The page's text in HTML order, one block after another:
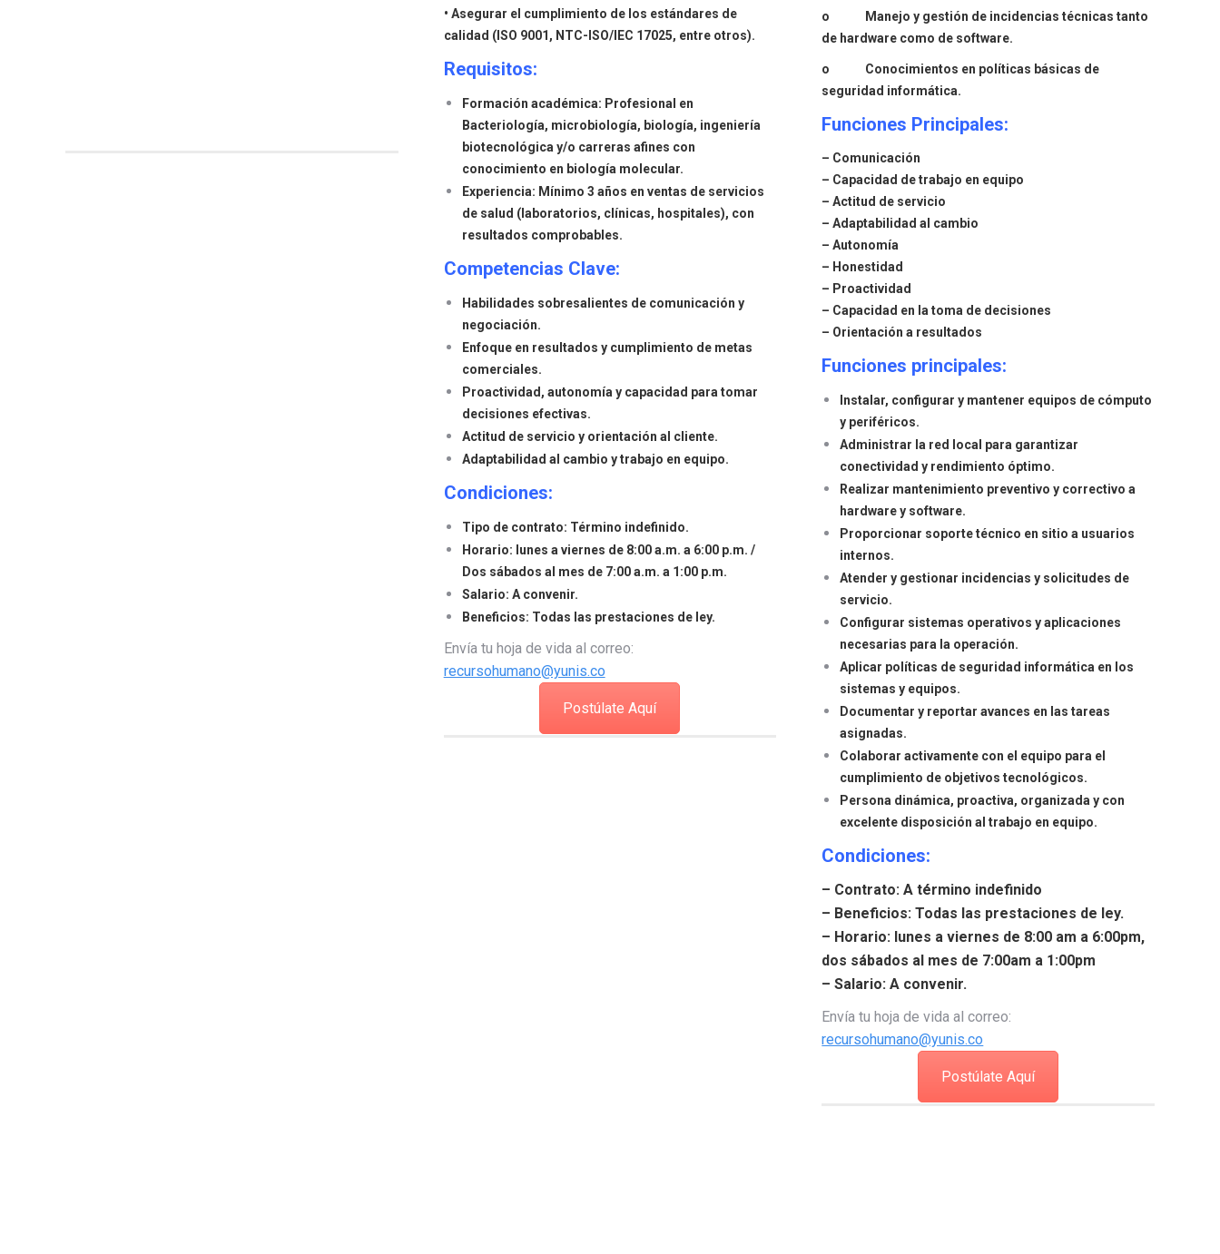
• Asegurar el cumplimiento de los estándares de
calidad (ISO 9001, NTC-ISO/IEC 17025, entre otros).
Requisitos:
Formación académica: Profesional en
Bacteriología, microbiología, biología, ingeniería
biotecnológica y/o carreras afines con
conocimiento en biología molecular.
Experiencia: Mínimo 3 años en ventas de servicios
de salud (laboratorios, clínicas, hospitales), con
resultados comprobables.
Competencias Clave:
Habilidades sobresalientes de comunicación y
negociación.
Enfoque en resultados y cumplimiento de metas
comerciales.
Proactividad, autonomía y capacidad para tomar
decisiones efectivas.
Actitud de servicio y orientación al cliente.
Adaptabilidad al cambio y trabajo en equipo.
Condiciones:
Tipo de contrato: Término indefinido.
Horario: lunes a viernes de 8:00 a.m. a 6:00 p.m. /
Dos sábados al mes de 7:00 a.m. a 1:00 p.m.
Salario: A convenir.
Beneficios: Todas las prestaciones de ley.
Envía tu hoja de vida al correo:
recursohumano@yunis.co
Postúlate Aquí
o Manejo y gestión de incidencias técnicas tanto
de hardware como de software.
o Conocimientos en políticas básicas de
seguridad informática.
Funciones Principales:
– Comunicación
– Capacidad de trabajo en equipo
– Actitud de servicio
– Adaptabilidad al cambio
– Autonomía
– Honestidad
– Proactividad
– Capacidad en la toma de decisiones
– Orientación a resultados
Funciones principales:
Instalar, configurar y mantener equipos de cómputo
y periféricos.
Administrar la red local para garantizar
conectividad y rendimiento óptimo.
Realizar mantenimiento preventivo y correctivo a
hardware y software.
Proporcionar soporte técnico en sitio a usuarios
internos.
Atender y gestionar incidencias y solicitudes de
servicio.
Configurar sistemas operativos y aplicaciones
necesarias para la operación.
Aplicar políticas de seguridad informática en los
sistemas y equipos.
Documentar y reportar avances en las tareas
asignadas.
Colaborar activamente con el equipo para el
cumplimiento de objetivos tecnológicos.
Persona dinámica, proactiva, organizada y con
excelente disposición al trabajo en equipo.
Condiciones:
– Contrato: A término indefinido
– Beneficios: Todas las prestaciones de ley.
– Horario: lunes a viernes de 8:00 am a 6:00pm,
dos sábados al mes de 7:00am a 1:00pm
– Salario: A convenir.
Envía tu hoja de vida al correo:
recursohumano@yunis.co
Postúlate Aquí